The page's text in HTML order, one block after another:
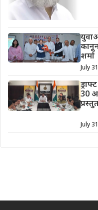
शर्मा
July
30
July